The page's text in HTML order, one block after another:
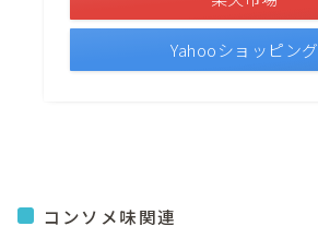
Yahooショッピング
コンソメ味関連